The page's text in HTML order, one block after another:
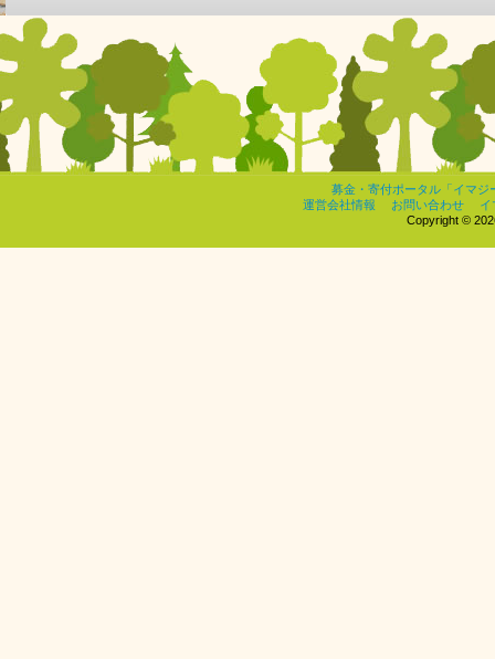
募金・寄付ポータル「イマジ
運営会社情報
お問い合わせ
イ
Copyright ©